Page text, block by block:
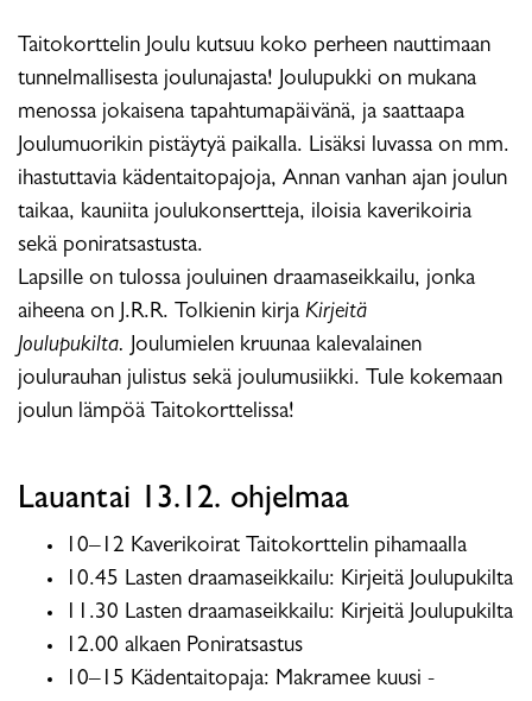
Taitokorttelin Joulu kutsuu koko perheen nauttimaan
tunnelmallisesta joulunajasta! Joulupukki on mukana
menossa jokaisena tapahtumapäivänä, ja saattaapa
Joulumuorikin pistäytyä paikalla. Lisäksi luvassa on mm.
ihastuttavia kädentaitopajoja, Annan vanhan ajan joulun
taikaa, kauniita joulukonsertteja, iloisia kaverikoiria
sekä poniratsastusta.
Lapsille on tulossa jouluinen draamaseikkailu, jonka
aiheena on J.R.R. Tolkienin kirja Kirjeitä
Joulupukilta. Joulumielen kruunaa kalevalainen
joulurauhan julistus sekä joulumusiikki. Tule kokemaan
joulun lämpöä Taitokorttelissa!
Lauantai 13.12. ohjelmaa
10–12 Kaverikoirat Taitokorttelin pihamaalla
10.45 Lasten draamaseikkailu: Kirjeitä Joulupukilta
11.30 Lasten draamaseikkailu: Kirjeitä Joulupukilta
12.00 alkaen Poniratsastus
10–15 Kädentaitopaja: Makramee kuusi -